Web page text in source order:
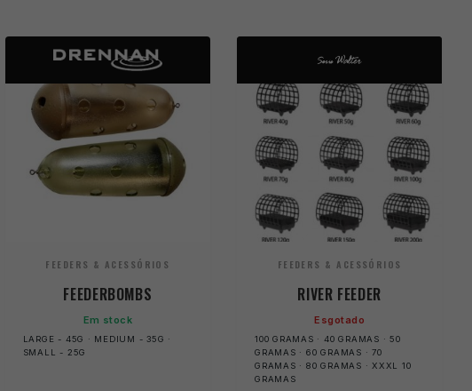
FEEDERS & ACESSÓRIOS
FEEDERBOMBS
Em stock
LARGE - 45G · MEDIUM - 35G ·
SMALL - 25G
FEEDERS & ACESSÓRIOS
RIVER FEEDER
Esgotado
100 GRAMAS · 40 GRAMAS · 50
GRAMAS · 60 GRAMAS · 70
GRAMAS · 80 GRAMAS · XXXL 10
GRAMAS